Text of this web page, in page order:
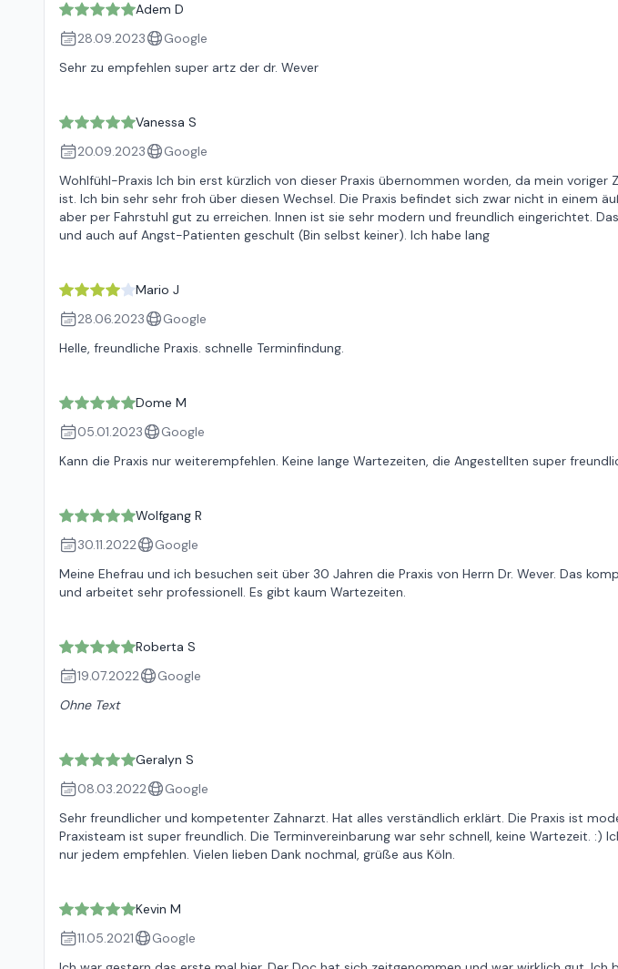
Adem D
28.09.2023
Google
Sehr zu empfehlen super artz der dr. Wever
Vanessa S
20.09.2023
Google
Wohlfühl-Praxis Ich bin erst kürzlich von dieser Praxis übernommen worden, da mein voriger
ist. Ich bin sehr sehr froh über diesen Wechsel. Die Praxis befindet sich zwar nicht in einem
aber per Fahrstuhl gut zu erreichen. Innen ist sie sehr modern und freundlich eingerichtet.
und auch auf Angst-Patienten geschult (Bin selbst keiner). Ich habe lang
Mario J
28.06.2023
Google
Helle, freundliche Praxis. schnelle Terminfindung.
Dome M
05.01.2023
Google
Kann die Praxis nur weiterempfehlen. Keine lange Wartezeiten, die Angestellten super
Wolfgang R
30.11.2022
Google
Meine Ehefrau und ich besuchen seit über 30 Jahren die Praxis von Herrn Dr. Wever. Das
und arbeitet sehr professionell. Es gibt kaum Wartezeiten.
Roberta S
19.07.2022
Google
Ohne Text
Geralyn S
08.03.2022
Google
Sehr freundlicher und kompetenter Zahnarzt. Hat alles verständlich erklärt. Die Praxis ist
Praxisteam ist super freundlich. Die Terminvereinbarung war sehr schnell, keine Wartezeit. :)
nur jedem empfehlen. Vielen lieben Dank nochmal, grüße aus Köln.
Kevin M
11.05.2021
Google